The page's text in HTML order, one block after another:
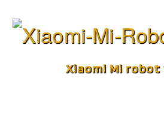
Xiaomi Mi robot